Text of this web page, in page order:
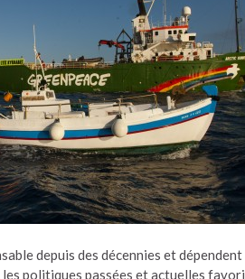
depuis des décennies et
politiques passées et actuelles